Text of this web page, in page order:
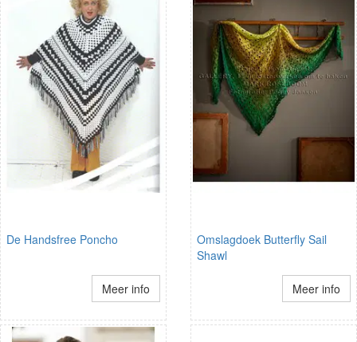
De Handsfree Poncho
Meer info
Omslagdoek Butterfly Sail
Shawl
Meer info